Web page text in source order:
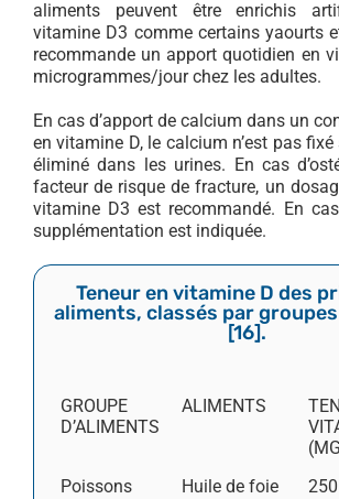
aliments peuvent être enrichis
vitamine D3 comme certains yaourts
recommande un apport quotidien en
microgrammes/jour chez les adultes.
En cas d’apport de calcium dans un
en vitamine D, le calcium n’est pas
éliminé dans les urines. En cas
facteur de risque de fracture, un
vitamine D3 est recommandé. En
supplémentation est indiquée.
Teneur en vitamine D des
aliments, classés par groupes
[16].
GROUPE
D’ALIMENTS
ALIMENTS
Poissons
Huile de foie
250